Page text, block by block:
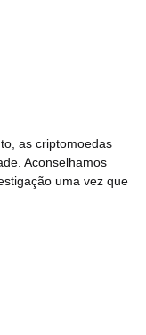
as criptomoedas
Aconselhamos
uma vez que